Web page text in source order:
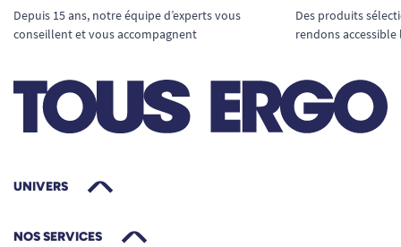
Depuis 15 ans, notre équipe d’experts vous
conseillent et vous accompagnent
Des produits
rendons
UNIVERS
NOS SERVICES